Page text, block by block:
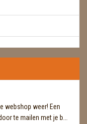
webshop weer! Een
te mailen met je b...